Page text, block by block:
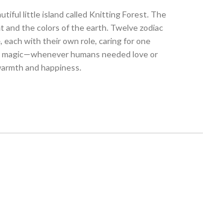
little island called Knitting Forest. The
the colors of the earth. Twelve zodiac
each with their own role, caring for one
humans needed love or
and happiness.